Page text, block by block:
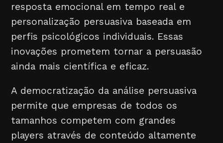
resposta emocional em tempo real e
personalização persuasiva baseada em
perfis psicológicos individuais. Essas
inovações prometem tornar a persuasão
ainda mais científica e eficaz.
A democratização da análise persuasiva
permite que empresas de todos os
tamanhos competem com grandes
players através de conteúdo altamente